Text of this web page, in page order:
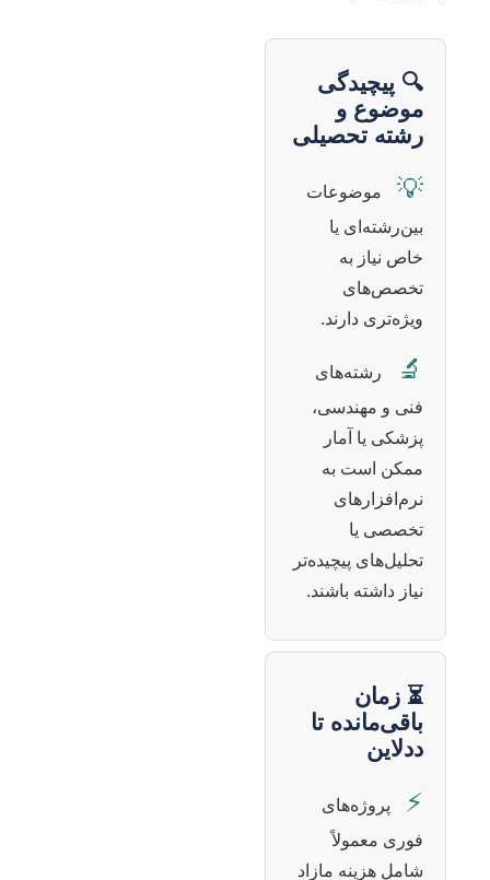
🔍 پیچیدگی
موضوع و
رشته تحصیلی
💡
موضوعات
بین‌رشته‌ای یا
خاص نیاز به
تخصص‌های
ویژه‌تری دارند.
🔬
رشته‌های
فنی و مهندسی،
پزشکی یا آمار
ممکن است به
نرم‌افزارهای
تخصصی یا
تحلیل‌های پیچیده‌تر
نیاز داشته باشند.
⏳ زمان
باقی‌مانده تا
ددلاین
⚡
پروژه‌های
فوری معمولاً
شامل هزینه مازاد